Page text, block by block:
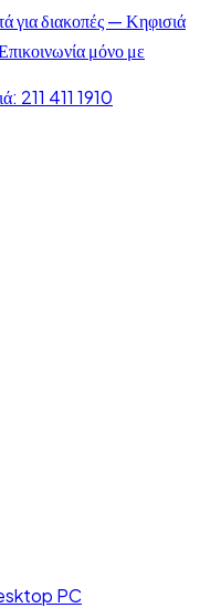
για διακοπές — Κηφισιά
μόνο με
211 411 1910
PC